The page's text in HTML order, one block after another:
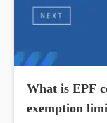
What is EPF
exemption